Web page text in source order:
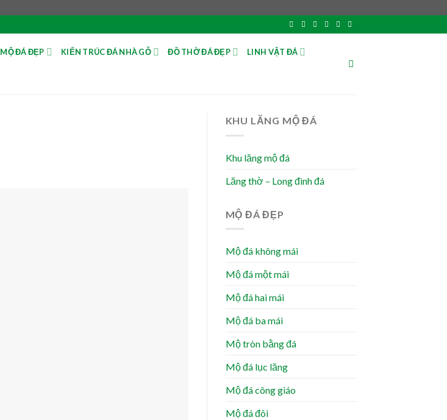
MỘ ĐÁ ĐẸP KIẾN TRÚC ĐÁ NHÀ GỖ ĐỒ THỜ ĐÁ ĐẸP LINH VẬT ĐÁ
KHU LĂNG MỘ ĐÁ
Khu lăng mộ đá
Lăng thờ – Long đình đá
MỘ ĐÁ ĐẸP
Mộ đá không mái
Mộ đá một mái
Mộ đá hai mái
Mộ đá ba mái
Mộ tròn bằng đá
Mộ đá lục lăng
Mộ đá công giáo
Mộ đá đôi